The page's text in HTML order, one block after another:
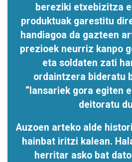
bereziki etxebizitza
produktuak garestitu
handiagoa da gazteen
prezioek neurriz kanpo
eta soldaten zati
ordaintzera bideratu
“lansariek gora egiten
deitoratu
Auzoen arteko alde
hainbat iritzi kalean.
herritar asko bat